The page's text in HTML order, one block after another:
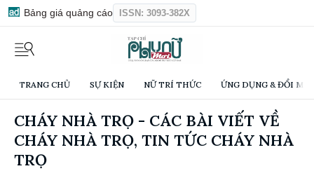
Bảng giá quảng cáo ISSN: 3093-382X
TRANG CHỦ SỰ KIỆN NỮ TRÍ THỨC ỨNG DỤNG & ĐỔI
CHÁY NHÀ TRỌ - CÁC BÀI VIẾT VỀ
CHÁY NHÀ TRỌ, TIN TỨC CHÁY NHÀ
TRỌ